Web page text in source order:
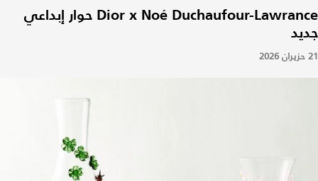
Dior x Noé Duchaufour-Lawrance حوار إبداعي
جديد
21 حزيران 2026